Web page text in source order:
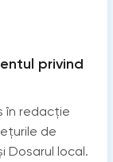
privind
în redacție
de
Dosarul local.